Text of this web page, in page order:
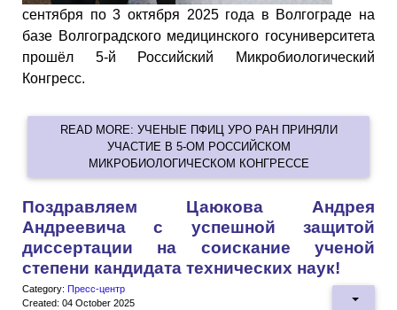
сентября по 3 октября 2025 года в Волгограде на
базе Волгоградского медицинского госуниверситета
прошёл 5-й Российский Микробиологический
Конгресс.
READ MORE: УЧЕНЫЕ ПФИЦ УРО РАН ПРИНЯЛИ
УЧАСТИЕ В 5-ОМ РОССИЙСКОМ
МИКРОБИОЛОГИЧЕСКОМ КОНГРЕССЕ
Поздравляем Цаюкова Андрея
Андреевича с успешной защитой
диссертации на соискание ученой
степени кандидата технических наук!
Category: Пресс-центр
Created: 04 October 2025